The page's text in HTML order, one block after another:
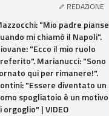
REDAZIONE
"Mio padre pianse
mi chiamò il Napoli".
"Ecco il mio ruolo
Marianucci: "Sono
qui per rimanere!".
"Essere diventato un
spogliatoio è un motivo
orgoglio" | VIDEO